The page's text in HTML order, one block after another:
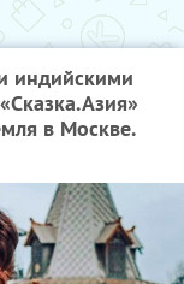
индийскими
в Москве.